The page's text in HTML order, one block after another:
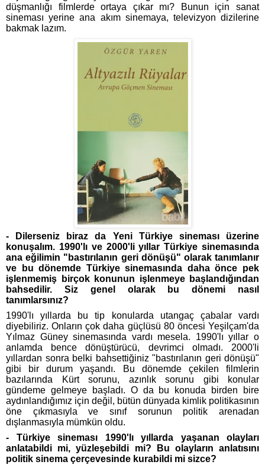
düşmanlığı filmlerde ortaya çıkar mı? Bunun için sanat
sineması yerine ana akım sinemaya, televizyon dizilerine
bakmak lazım.
- Dilerseniz biraz da Yeni Türkiye sineması üzerine
konuşalım. 1990'lı ve 2000'li yıllar Türkiye sinemasında
ana eğilimin "bastırılanın geri dönüşü" olarak tanımlanır
ve bu dönemde Türkiye sinemasında daha önce pek
işlenmemiş birçok konunun işlenmeye başlandığından
bahsedilir. Siz genel olarak bu dönemi nasıl
tanımlarsınız?
1990'lı yıllarda bu tip konularda utangaç çabalar vardı
diyebiliriz. Onların çok daha güçlüsü 80 öncesi Yeşilçam'da
Yılmaz Güney sinemasında vardı mesela. 1990'lı yıllar o
anlamda bence dönüştürücü, devrimci olmadı. 2000'li
yıllardan sonra belki bahsettiğiniz "bastırılanın geri dönüşü"
gibi bir durum yaşandı. Bu dönemde çekilen filmlerin
bazılarında Kürt sorunu, azınlık sorunu gibi konular
gündeme gelmeye başladı. O da bu konuda birden bire
aydınlandığımız için değil, bütün dünyada kimlik politikasının
öne çıkmasıyla ve sınıf sorunun politik arenadan
dışlanmasıyla mümkün oldu.
- Türkiye sineması 1990'lı yıllarda yaşanan olayları
anlatabildi mi, yüzleşebildi mi? Bu olayların anlatısını
politik sinema çerçevesinde kurabildi mi sizce?